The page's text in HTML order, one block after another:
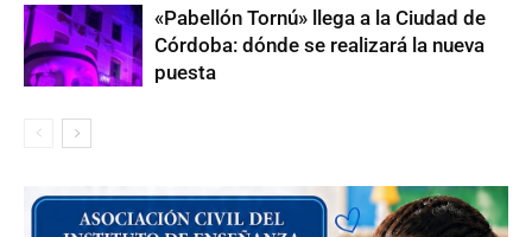
«Pabellón Tornú» llega a la Ciudad de
Córdoba: dónde se realizará la nueva
puesta